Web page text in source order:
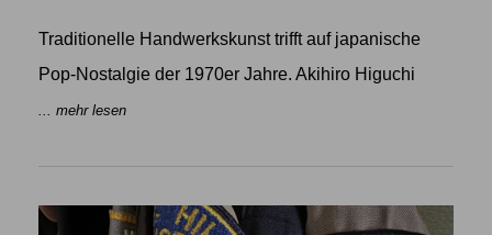
Traditionelle Handwerkskunst trifft auf japanische
Pop-Nostalgie der 1970er Jahre. Akihiro Higuchi
... mehr lesen